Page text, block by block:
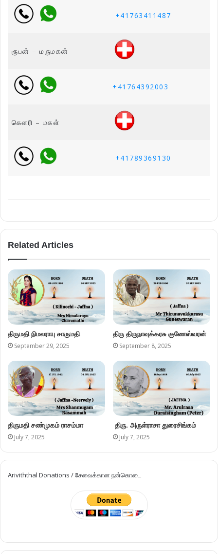
+41763411487
ரூபன் – மருமகன்
+41764392003
கௌரி – மகள்
+41789369130
Related Articles
திருமதி நிமலராயு சாருமதி
September 29, 2025
திரு திருநாவுக்கரசு குணேஸ்வரன்
September 8, 2025
திருமதி சண்முகம் ராசம்மா
July 7, 2025
திரு. அருள்ராசா துரைசிங்கம்
July 7, 2025
Ariviththal Donations / சேவைக்கான நன்கொடை